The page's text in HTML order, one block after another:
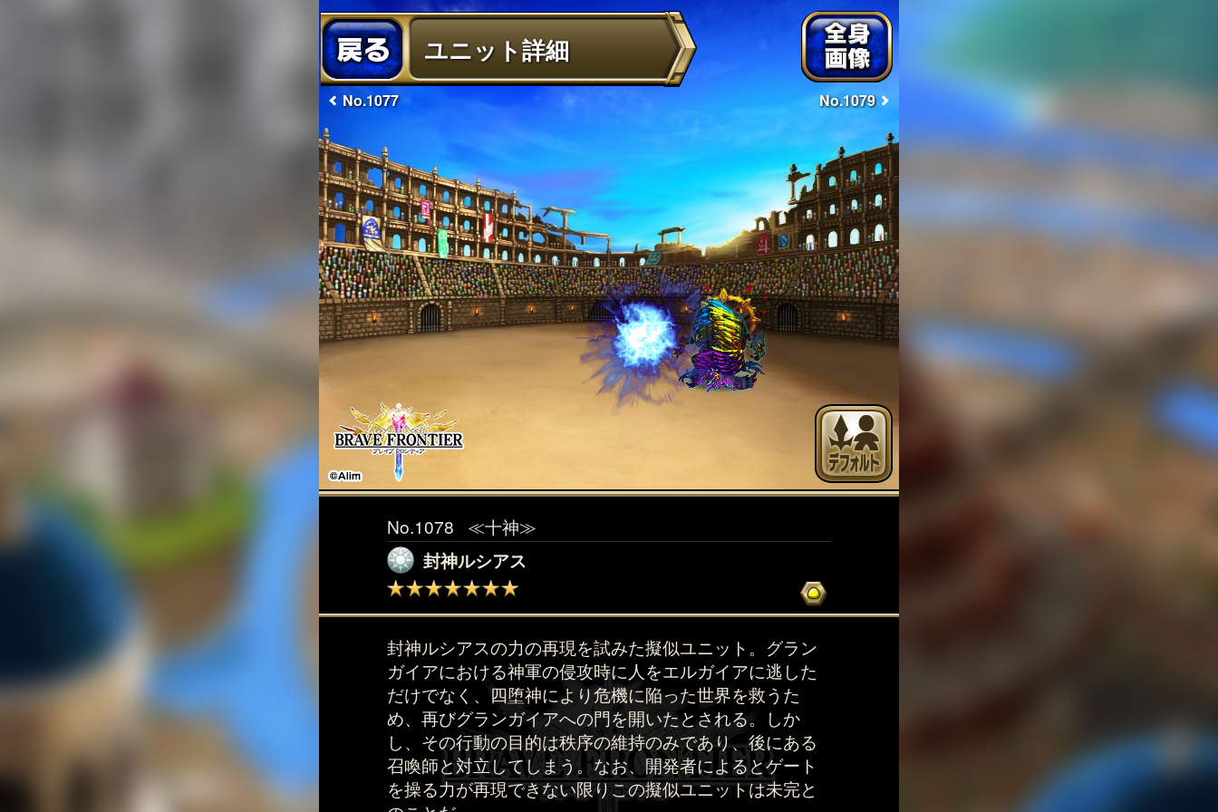
ユニット詳細
No.1077 No.1079
No.1078 ≪十神≫
封神ルシアス
封神ルシアスの力の再現を試みた擬似ユニット。グラン
ガイアにおける神軍の侵攻時に人をエルガイアに逃した
だけでなく、四堕神により危機に陥った世界を救うた
め、再びグランガイアへの門を開いたとされる。しか
し、その行動の目的は秩序の維持のみであり、後にある
召喚師と対立してしまう。なお、開発者によるとゲート
を操る力が再現できない限りこの擬似ユニットは未完と